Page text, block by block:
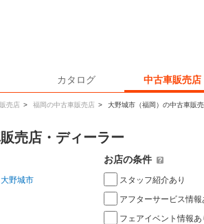
カタログ 中古車販売店
売店 > 福岡の中古車販売店 > 大野城市（福岡）の中古車販
売店・ディーラー
大野城市
お店の条件
スタッフ紹介あり
アフターサービス情報
フェアイベント情報あ